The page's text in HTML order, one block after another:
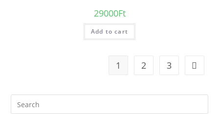
29000Ft
Add to cart
1 2 3